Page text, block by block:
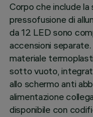
Corpo che include
pressofusione di
da 12 LED sono
accensioni
materiale
sotto vuoto,
allo schermo anti
alimentazione
disponibile con